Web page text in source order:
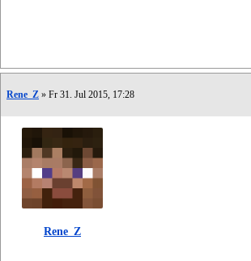
Rene_Z » Fr 31. Jul 2015, 17:28
Rene_Z